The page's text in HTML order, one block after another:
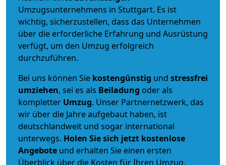
Umzugsunternehmens in Stuttgart. Es ist
wichtig, sicherzustellen, dass das Unternehmen
über die erforderliche Erfahrung und Ausrüstung
verfügt, um den Umzug erfolgreich
durchzuführen.
Bei uns können Sie kostengünstig und stressfrei
umziehen, sei es als Beiladung oder als
kompletter Umzug. Unser Partnernetzwerk, das
wir über die Jahre aufgebaut haben, ist
deutschlandweit und sogar international
unterwegs. Holen Sie sich jetzt kostenlose
Angebote und erhalten Sie einen ersten
Überblick über die Kosten für Ihren Umzug.